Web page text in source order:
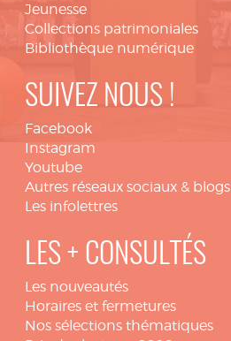
Jeunesse
Collections patrimoniales
Bibliothèque numérique
SUIVEZ NOUS !
Facebook
Instagram
Youtube
Autres réseaux sociaux & blogs
Les infolettres
LES + CONSULTÉS
Les nouveautés
Horaires et fermetures
Nos sélections thématiques